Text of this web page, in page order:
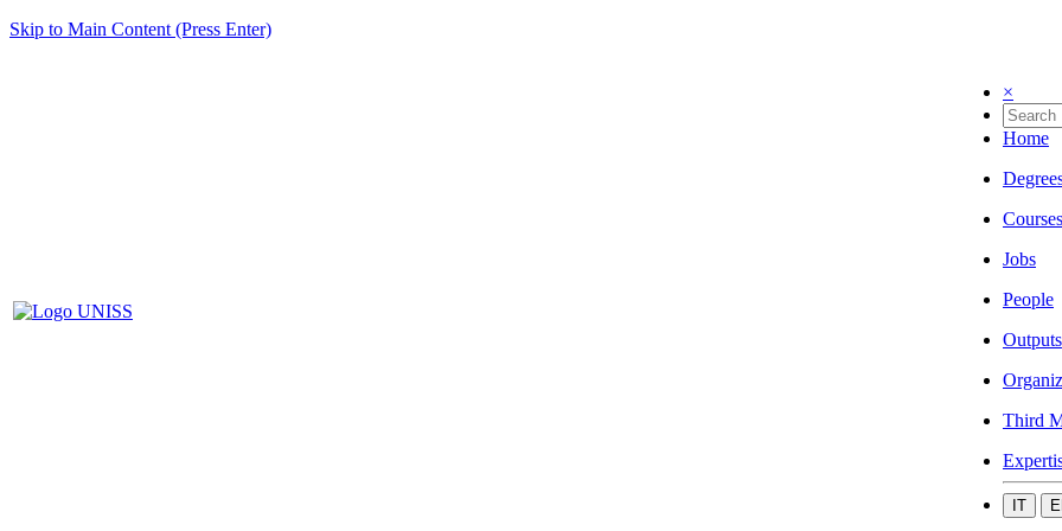
Skip to Main Content (Press Enter)
×
Home
Courses
Jobs
People
Outputs
Third
IT